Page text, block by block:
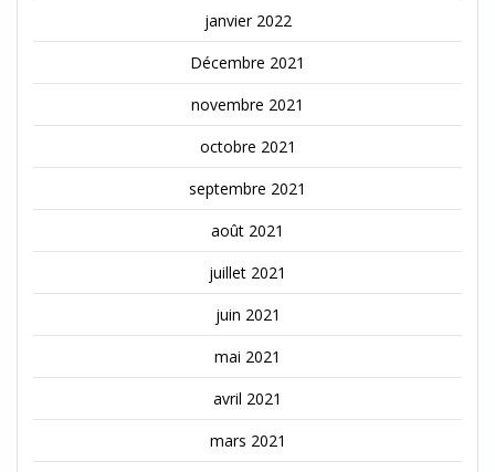
janvier 2022
Décembre 2021
novembre 2021
octobre 2021
septembre 2021
août 2021
juillet 2021
juin 2021
mai 2021
avril 2021
mars 2021